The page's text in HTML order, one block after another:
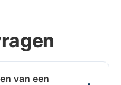
van een